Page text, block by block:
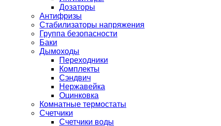
Дозаторы
Антифризы
Стабилизаторы напряжения
Группа безопасности
Баки
Дымоходы
Переходники
Комплекты
Сэндвич
Нержавейка
Оцинковка
Комнатные термостаты
Счетчики
Счетчики воды